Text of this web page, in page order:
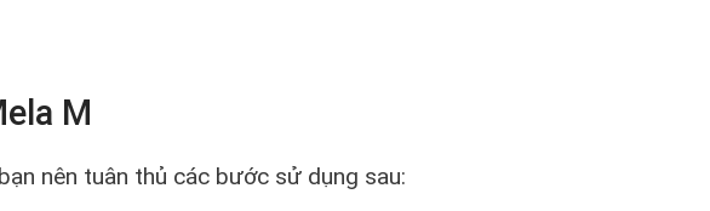
M
nên tuân thủ các bước sử dụng sau: